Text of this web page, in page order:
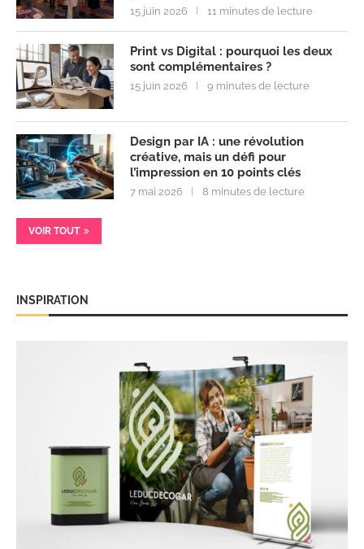
15 juin 2026 11 minutes de lecture
Print vs Digital : pourquoi les deux
sont complémentaires ?
15 juin 2026 9 minutes de lecture
Design par IA : une révolution
créative, mais un défi pour
l’impression en 10 points clés
7 mai 2026 8 minutes de lecture
VOIR TOUT
INSPIRATION